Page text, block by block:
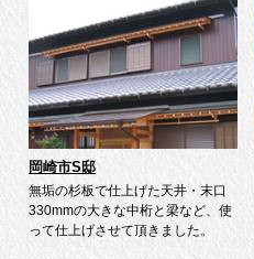
岡崎市S邸
無垢の杉板で仕上げた天井・末口
330mmの大きな中桁と梁など、使
って仕上げさせて頂きました。